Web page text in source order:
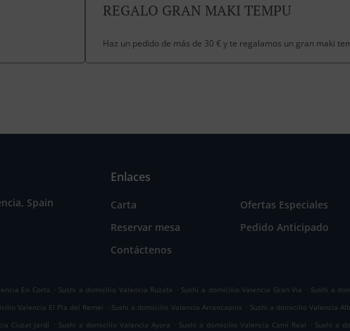
REGALO GRAN MAKI TEMPU
Haz un pedido de más de 30 € y te regalamos un gran maki
Spain
Enlaces
Carta
Ofertas Especiales
Reservar mesa
Pedido Anticipado
Contáctenos
En Corts . Sushi a domicilio Valencia Ruzafa . Sushi a domicilio Valencia Gran Via . Sushi a
Valencia El Pla del Remei . Sushi a domicilio Valencia Arrancapins . Sushi a domicilio Valencia
Ciutat Jardí . Sushi a domicilio Valencia Ayora . Sushi a domicilio Valencia Camí Real . Sushi a